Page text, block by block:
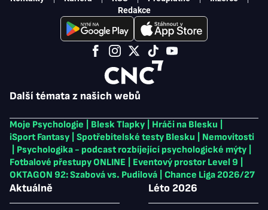
Další témata z našich webů
Moje Psychologie Blesk Tlapky Hráči na Blesku
iSport Fantasy
Spotřebitelské testy Blesku
Nemovitosti
Psychologika - podcast rozbíjející psychologické mýty
Fotbalové přestupy ONLINE
Eventový prostor Level 9
OKTAGON 92: Szabová vs. Pudilová
Chance Liga 2026/27
Aktuálně Léto 2026
Redakce